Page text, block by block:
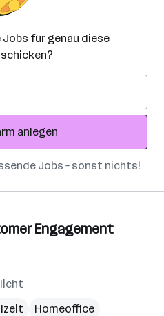
Jobs für genau diese
anlegen
Jobs – sonst nichts!
Engagement
Homeoffice